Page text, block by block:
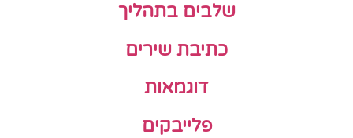
שלבים בתהליך
כתיבת שירים
דוגמאות
פלייבקים